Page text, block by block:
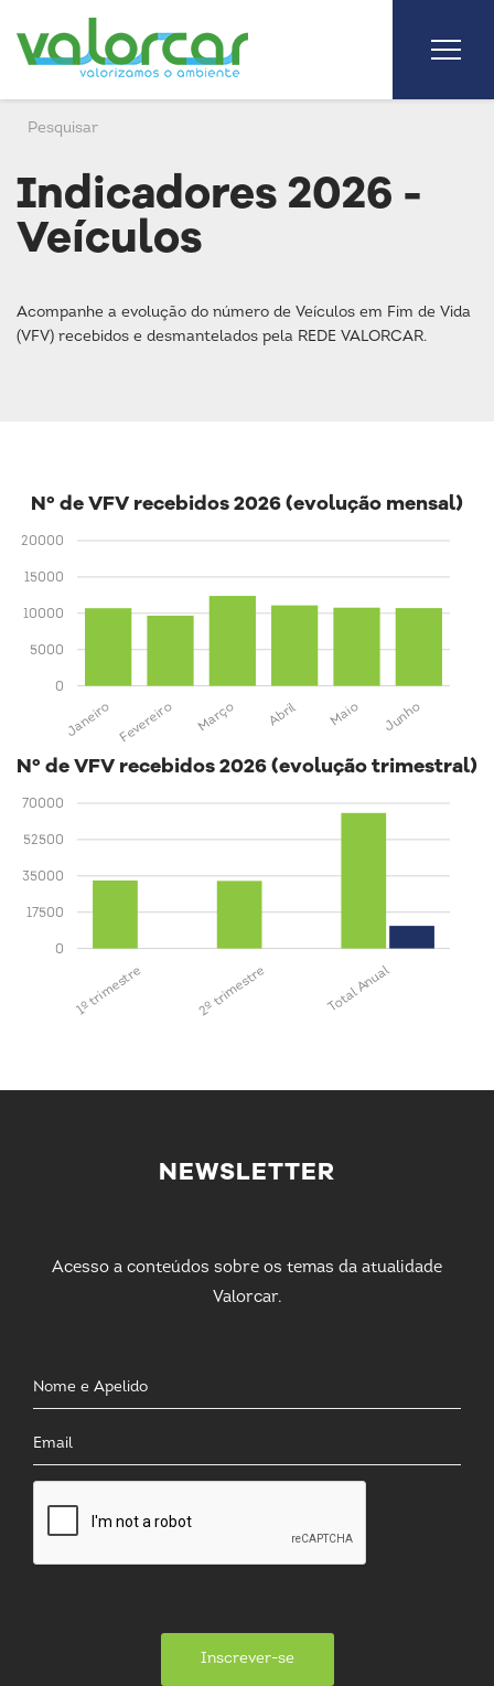
Indicadores 2026 -
Veículos
Acompanhe a evolução do número de Veículos em Fim de Vida
(VFV) recebidos e desmantelados pela REDE VALORCAR.
Nº de VFV recebidos 2026 (evolução mensal)
0
5000
10000
15000
20000
Junho
Maio
Abril
Março
Fevereiro
Janeiro
Nº de VFV recebidos 2026 (evolução trimestral)
0
17500
35000
52500
70000
Total Anual
2º trimestre
1º trimestre
NEWSLETTER
Acesso a conteúdos sobre os temas da atualidade
Valorcar.
Inscrever-se